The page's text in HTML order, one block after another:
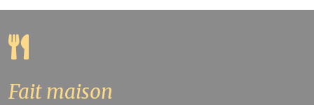
Fait maison